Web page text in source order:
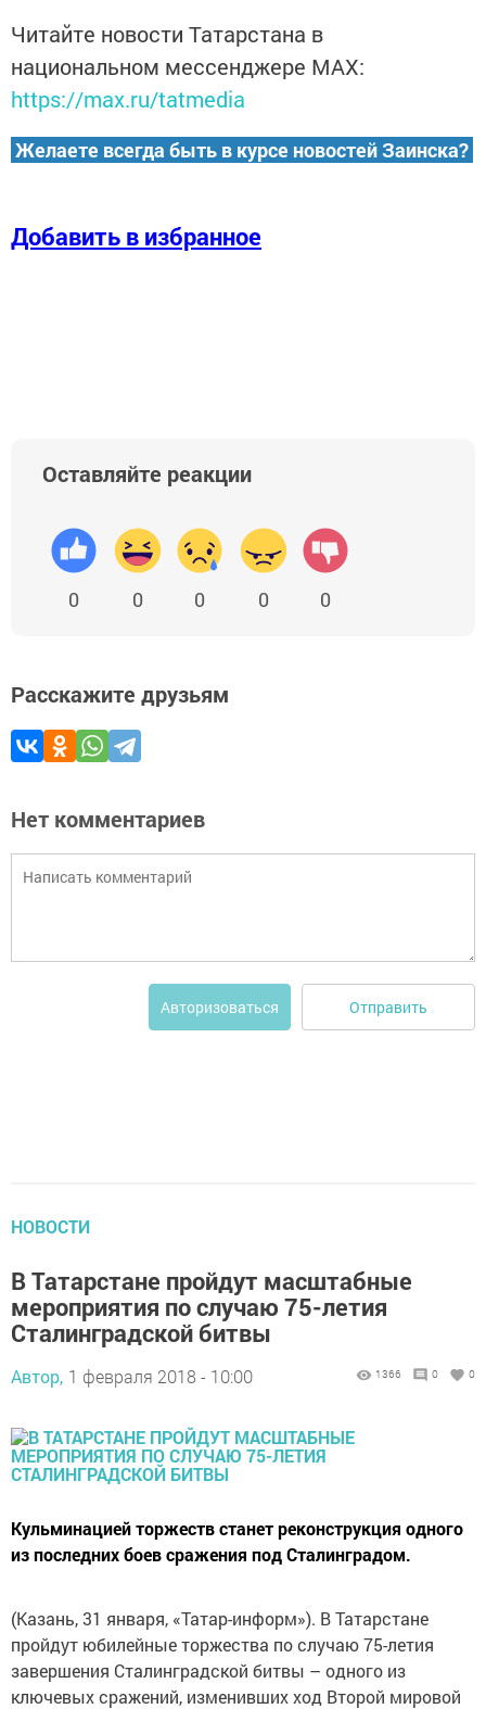
Читайте новости Татарстана в
национальном мессенджере MАХ:
https://max.ru/tatmedia
Желаете всегда быть в курсе новостей Заинска?
Добавить в избранное
Оставляйте реакции
0 0 0 0 0
Расскажите друзьям
Нет комментариев
Авторизоваться Отправить
НОВОСТИ
В Татарстане пройдут масштабные
мероприятия по случаю 75-летия
Сталинградской битвы
Автор, 1 февраля 2018 - 10:00 1366 0 0
Кульминацией торжеств станет реконструкция одного
из последних боев сражения под Сталинградом.
(Казань, 31 января, «Татар-информ»). В Татарстане
пройдут юбилейные торжества по случаю 75-летия
завершения Сталинградской битвы – одного из
ключевых сражений, изменивших ход Второй мировой